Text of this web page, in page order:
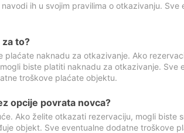
ih u svojim pravilima o otkazivanju. Sve
to?
naknadu za otkazivanje. Ako
biste platiti naknadu za otkazivanje. Sve
troškove plaćate objektu.
opcije povrata novca?
Ako želite otkazati rezervaciju, mogli biste
objekt. Sve eventualne dodatne troškove